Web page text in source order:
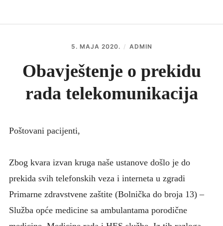
child
JAVNE NABAVKE
KONKURSI
UPUTE ZA PACIJENTE
KONTAKT
5. MAJA 2020. ADMIN
Obavještenje o prekidu
rada telekomunikacija
Poštovani pacijenti,
Zbog kvara izvan kruga naše ustanove došlo je do
prekida svih telefonskih veza i interneta u zgradi
Primarne zdravstvene zaštite (Bolnička do broja 13) –
Služba opće medicine sa ambulantama porodične